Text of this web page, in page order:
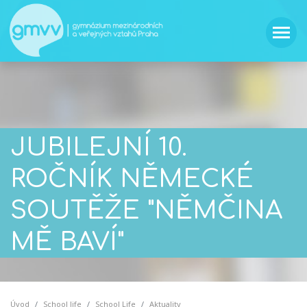
JUBILEJNÍ 10.
ROČNÍK NĚMECKÉ
SOUTĚŽE "NĚMČINA
MĚ BAVÍ"
Úvod School life School Life
Aktuality